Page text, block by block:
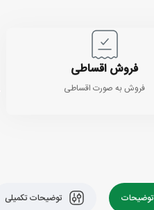
فروش اقساطی
فروش به صورت اقساطی
توضیحات توضیحات تکمیلی